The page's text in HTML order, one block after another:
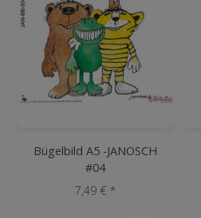
Bügelbild A5 -JANOSCH
#04
7,49 € *